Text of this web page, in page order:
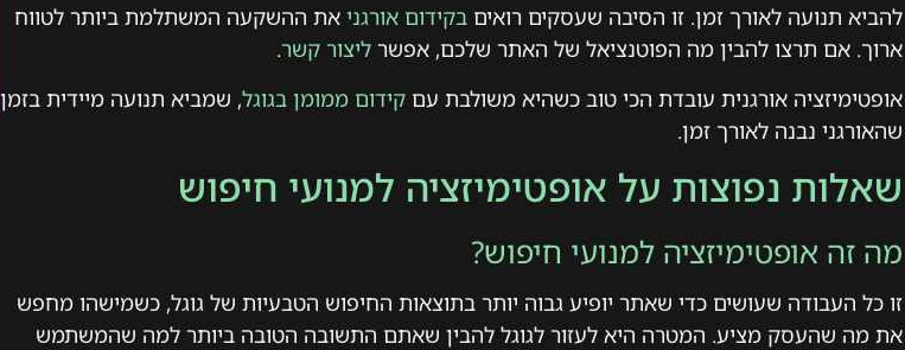
להביא תנועה לאורך זמן. זו הסיבה שעסקים רואים בקידום אורגני את ההשקעה המשתלמת ביותר לטווח
ארוך. אם תרצו להבין מה הפוטנציאל של האתר שלכם, אפשר ליצור קשר.
אופטימיזציה אורגנית עובדת הכי טוב כשהיא משולבת עם קידום ממומן בגוגל, שמביא תנועה מיידית בזמן
שהאורגני נבנה לאורך זמן.
שאלות נפוצות על אופטימיזציה למנועי חיפוש
מה זה אופטימיזציה למנועי חיפוש?
זו כל העבודה שעושים כדי שאתר יופיע גבוה יותר בתוצאות החיפוש הטבעיות של גוגל, כשמישהו מחפש
את מה שהעסק מציע. המטרה היא לעזור לגוגל להבין שאתם התשובה הטובה ביותר למה שהמשתמש